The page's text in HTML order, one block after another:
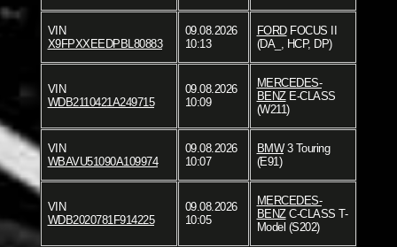
VIN
X9FPXXEEDPBL80883
09.08.2026
10:13
FORDFOCUS II
(DA_, HCP, DP)
VIN
WDB2110421A249715
09.08.2026
10:09
MERCEDES-
BENZE-CLASS
(W211)
VIN
WBAVU51090A109974
09.08.2026
10:07
BMW3 Touring
(E91)
VIN
WDB2020781F914225
09.08.2026
10:05
MERCEDES-
BENZC-CLASS T-
Model (S202)